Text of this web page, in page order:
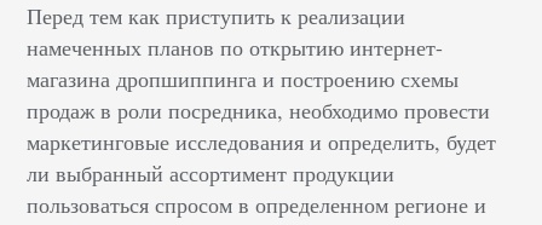
Перед тем как приступить к реализации
намеченных планов по открытию интернет-
магазина дропшиппинга и построению схемы
продаж в роли посредника, необходимо провести
маркетинговые исследования и определить, будет
ли выбранный ассортимент продукции
пользоваться спросом в определенном регионе и